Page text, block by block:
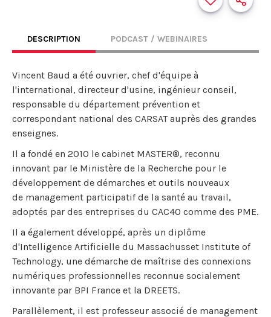
DESCRIPTION PODCAST / WEBINAIRES
Vincent Baud a été ouvrier, chef d'équipe à
l'international, directeur d'usine, ingénieur conseil,
responsable du département prévention et
correspondant national des CARSAT auprès des grandes
enseignes.
Il a fondé en 2010 le cabinet MASTER®, reconnu
innovant par le Ministère de la Recherche pour le
développement de démarches et outils nouveaux
de management participatif de la santé au travail,
adoptés par des entreprises du CAC40 comme des PME.
Il a également développé, après un diplôme
d'Intelligence Artificielle du Massachusset Institute of
Technology, une démarche de maîtrise des connexions
numériques professionnelles reconnue socialement
innovante par BPI France et la DREETS.
Parallèlement, il est professeur associé de management